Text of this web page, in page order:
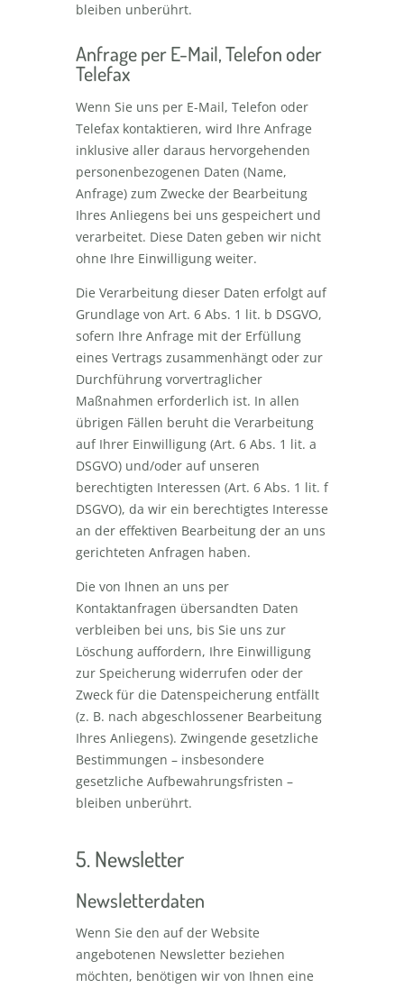
bleiben unberührt.
Anfrage per E-Mail, Telefon oder
Telefax
Wenn Sie uns per E-Mail, Telefon oder
Telefax kontaktieren, wird Ihre Anfrage
inklusive aller daraus hervorgehenden
personenbezogenen Daten (Name,
Anfrage) zum Zwecke der Bearbeitung
Ihres Anliegens bei uns gespeichert und
verarbeitet. Diese Daten geben wir nicht
ohne Ihre Einwilligung weiter.
Die Verarbeitung dieser Daten erfolgt auf
Grundlage von Art. 6 Abs. 1 lit. b DSGVO,
sofern Ihre Anfrage mit der Erfüllung
eines Vertrags zusammenhängt oder zur
Durchführung vorvertraglicher
Maßnahmen erforderlich ist. In allen
übrigen Fällen beruht die Verarbeitung
auf Ihrer Einwilligung (Art. 6 Abs. 1 lit. a
DSGVO) und/oder auf unseren
berechtigten Interessen (Art. 6 Abs. 1 lit. f
DSGVO), da wir ein berechtigtes Interesse
an der effektiven Bearbeitung der an uns
gerichteten Anfragen haben.
Die von Ihnen an uns per
Kontaktanfragen übersandten Daten
verbleiben bei uns, bis Sie uns zur
Löschung auffordern, Ihre Einwilligung
zur Speicherung widerrufen oder der
Zweck für die Datenspeicherung entfällt
(z. B. nach abgeschlossener Bearbeitung
Ihres Anliegens). Zwingende gesetzliche
Bestimmungen – insbesondere
gesetzliche Aufbewahrungsfristen –
bleiben unberührt.
5. Newsletter
Newsletterdaten
Wenn Sie den auf der Website
angebotenen Newsletter beziehen
möchten, benötigen wir von Ihnen eine